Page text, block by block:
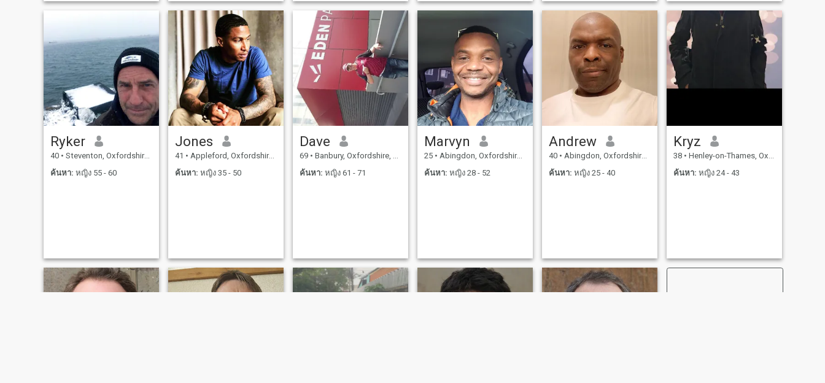
Ryker
40 • Steventon, Oxfordshire, อังกฤษ
ค้นหา: หญิง 55 - 60
Jones
41 • Appleford, Oxfordshire, อังกฤษ
ค้นหา: หญิง 35 - 50
Dave
69 • Banbury, Oxfordshire, อังกฤษ
ค้นหา: หญิง 61 - 71
Marvyn
25 • Abingdon, Oxfordshire, อังกฤษ
ค้นหา: หญิง 28 - 52
Andrew
40 • Abingdon, Oxfordshire, อังกฤษ
ค้นหา: หญิง 25 - 40
Kryz
38 • Henley-on-Thames, Oxfordshire, อังกฤษ
ค้นหา: หญิง 24 - 43